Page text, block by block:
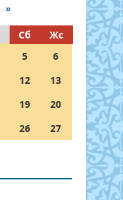
»
Сб
Жс
5
6
12
13
19
20
26
27